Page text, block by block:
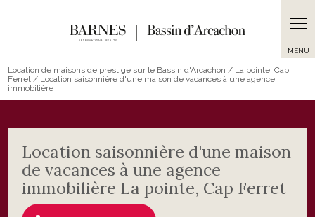
Location de maisons de prestige sur le Bassin d'Arcachon / La pointe, Cap
Ferret / Location saisonnière d'une maison de vacances à une agence
immobilière
Location saisonnière d'une maison
de vacances à une agence
immobilière La pointe, Cap Ferret